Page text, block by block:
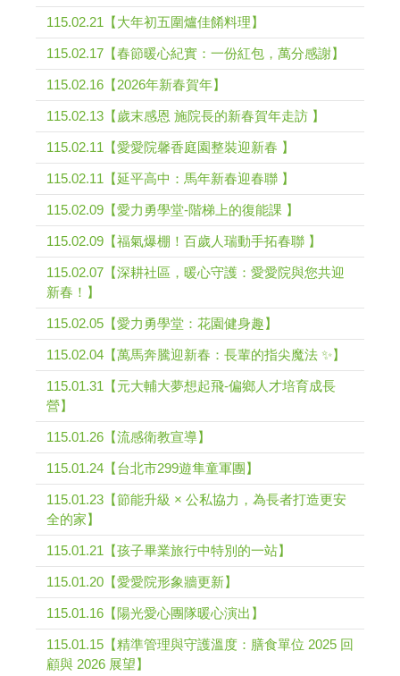
115.02.21【大年初五圍爐佳餚料理】
115.02.17【春節暖心紀實：一份紅包，萬分感謝】
115.02.16【2026年新春賀年】
115.02.13【歲末感恩 施院長的新春賀年走訪 】
115.02.11【愛愛院馨香庭園整裝迎新春 】
115.02.11【延平高中：馬年新春迎春聯 】
115.02.09【愛力勇學堂-階梯上的復能課 】
115.02.09【福氣爆棚！百歲人瑞動手拓春聯 】
115.02.07【深耕社區，暖心守護：愛愛院與您共迎
新春！】
115.02.05【愛力勇學堂：花園健身趣】
115.02.04【萬馬奔騰迎新春：長輩的指尖魔法 ✨】
115.01.31【元大輔大夢想起飛-偏鄉人才培育成長
營】
115.01.26【流感衛教宣導】
115.01.24【台北市299遊隼童軍團】
115.01.23【節能升級 × 公私協力，為長者打造更安
全的家】
115.01.21【孩子畢業旅行中特別的一站】
115.01.20【愛愛院形象牆更新】
115.01.16【陽光愛心團隊暖心演出】
115.01.15【精準管理與守護溫度：膳食單位 2025 回
顧與 2026 展望】